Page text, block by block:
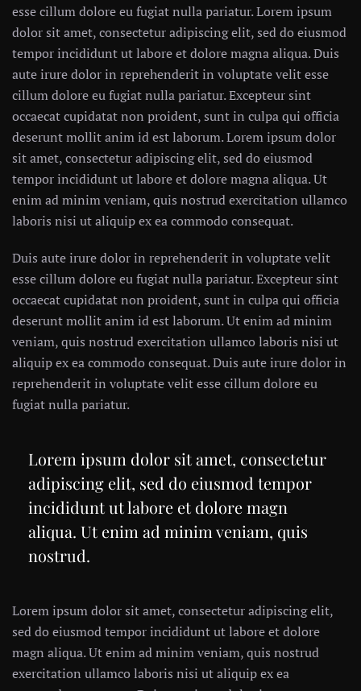
esse cillum dolore eu fugiat nulla pariatur. Lorem ipsum
dolor sit amet, consectetur adipiscing elit, sed do eiusmod
tempor incididunt ut labore et dolore magna aliqua. Duis
aute irure dolor in reprehenderit in voluptate velit esse
cillum dolore eu fugiat nulla pariatur. Excepteur sint
occaecat cupidatat non proident, sunt in culpa qui officia
deserunt mollit anim id est laborum. Lorem ipsum dolor
sit amet, consectetur adipiscing elit, sed do eiusmod
tempor incididunt ut labore et dolore magna aliqua. Ut
enim ad minim veniam, quis nostrud exercitation ullamco
laboris nisi ut aliquip ex ea commodo consequat.
Duis aute irure dolor in reprehenderit in voluptate velit
esse cillum dolore eu fugiat nulla pariatur. Excepteur sint
occaecat cupidatat non proident, sunt in culpa qui officia
deserunt mollit anim id est laborum. Ut enim ad minim
veniam, quis nostrud exercitation ullamco laboris nisi ut
aliquip ex ea commodo consequat. Duis aute irure dolor in
reprehenderit in voluptate velit esse cillum dolore eu
fugiat nulla pariatur.
Lorem ipsum dolor sit amet, consectetur
adipiscing elit, sed do eiusmod tempor
incididunt ut labore et dolore magn
aliqua. Ut enim ad minim veniam, quis
nostrud.
Lorem ipsum dolor sit amet, consectetur adipiscing elit,
sed do eiusmod tempor incididunt ut labore et dolore
magn aliqua. Ut enim ad minim veniam, quis nostrud
exercitation ullamco laboris nisi ut aliquip ex ea